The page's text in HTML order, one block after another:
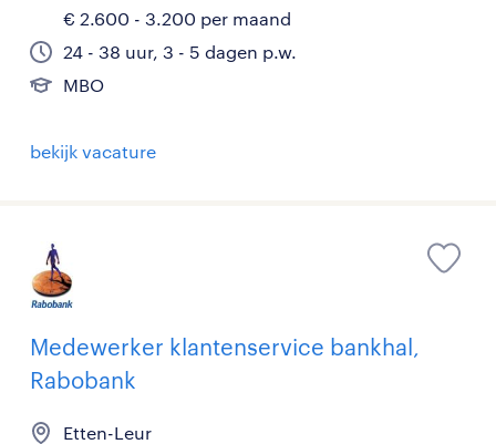
€ 2.600 - 3.200 per maand
24 - 38 uur, 3 - 5 dagen p.w.
MBO
bekijk vacature
Medewerker klantenservice bankhal,
Rabobank
Etten-Leur